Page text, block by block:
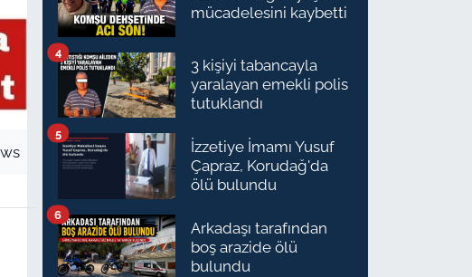
mücadelesini kaybetti
3 kişiyi tabancayla
yaralayan emekli polis
tutuklandı
4
İzzetiye İmamı Yusuf
Çapraz, Korudağ'da
ölü bulundu
5
Arkadaşı tarafından
boş arazide ölü
bulundu
6